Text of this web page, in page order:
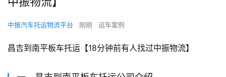
中振汽车托运物流平台 刚刚 运车案例
昌吉到南平板车托运【18分钟前有人找过中振物流】